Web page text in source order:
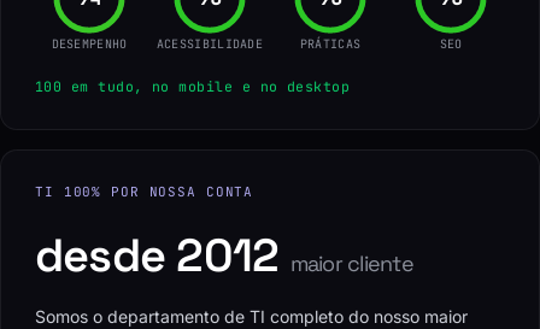
DESEMPENHO ACESSIBILIDADE PRÁTICAS SEO
100 em tudo, no mobile e no desktop
TI 100% POR NOSSA CONTA
desde 2012 maior cliente
Somos o departamento de TI completo do nosso maior